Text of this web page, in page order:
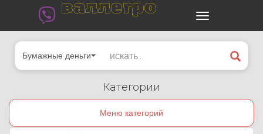
валлегро
Бумажные деньги
Категории
Меню категорий